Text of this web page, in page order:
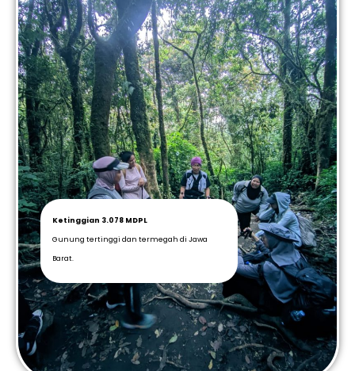
Ketinggian 3.078 MDPL
Gunung tertinggi dan termegah di Jawa
Barat.